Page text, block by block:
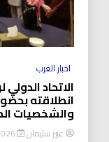
اخبار العرب
الاتحاد
انطلاقته
والشخصيات
عبير سليمان 2026-08-06